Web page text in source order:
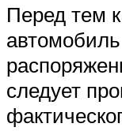
Перед тем
следует